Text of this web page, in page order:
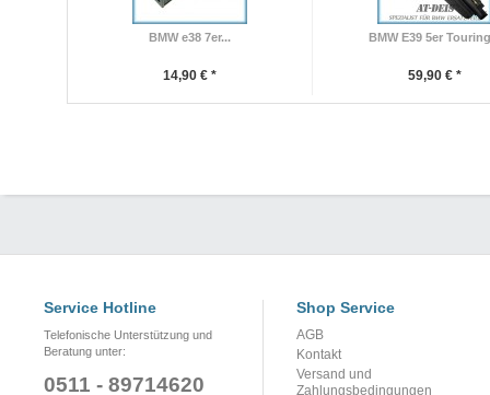
BMW e38 7er...
14,90 € *
BMW E39 5er
59,90 € *
Service Hotline
Telefonische Unterstützung und
Beratung unter:
0511 - 89714620
Shop Service
AGB
Kontakt
Versand und
Zahlungsbedingungen